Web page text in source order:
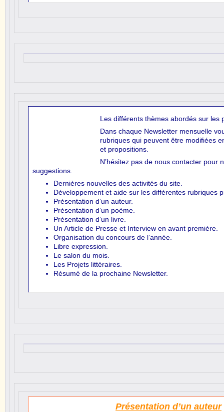
Les différents thèmes abordés sur les
Dans chaque Newsletter mensuelle
rubriques qui peuvent être modifiées
et propositions.
N’hésitez pas de nous contacter pour
suggestions.
Dernières nouvelles des activités du site.
Développement et aide sur les différentes rubriques
Présentation d’un auteur.
Présentation d’un poème.
Présentation d’un livre.
Un Article de Presse et Interview en avant première.
Organisation du concours de l’année.
Libre expression.
Le salon du mois.
Les Projets littéraires.
Résumé de la prochaine Newsletter.
Présentation d’un auteur